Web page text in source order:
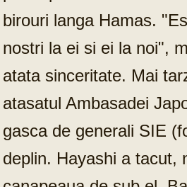
birouri langa Hamas.
nostri la ei si ei la noi",
atata sinceritate. Mai
atasatul Ambasadei
gasca de generali SIE
deplin. Hayashi a tacut,